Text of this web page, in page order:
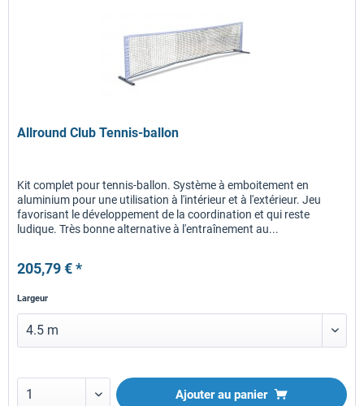
Allround Club Tennis-ballon
Kit complet pour tennis-ballon. Système à emboitement en
aluminium pour une utilisation à l'intérieur et à l'extérieur. Jeu
favorisant le développement de la coordination et qui reste
ludique. Très bonne alternative à l'entraînement au...
205,79 € *
Largeur
Ajouter au panier